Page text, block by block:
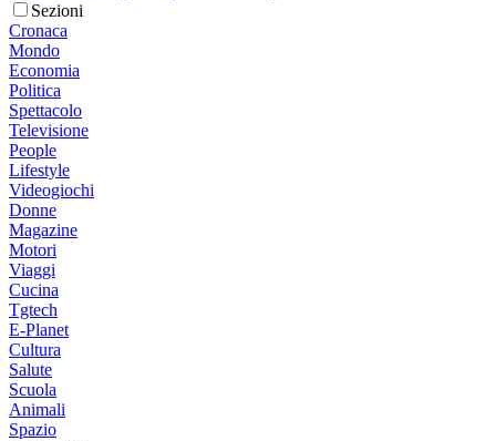
Sezioni
Cronaca
Mondo
Economia
Politica
Spettacolo
Televisione
People
Lifestyle
Videogiochi
Donne
Magazine
Motori
Viaggi
Cucina
Tgtech
E-Planet
Cultura
Salute
Scuola
Animali
Spazio